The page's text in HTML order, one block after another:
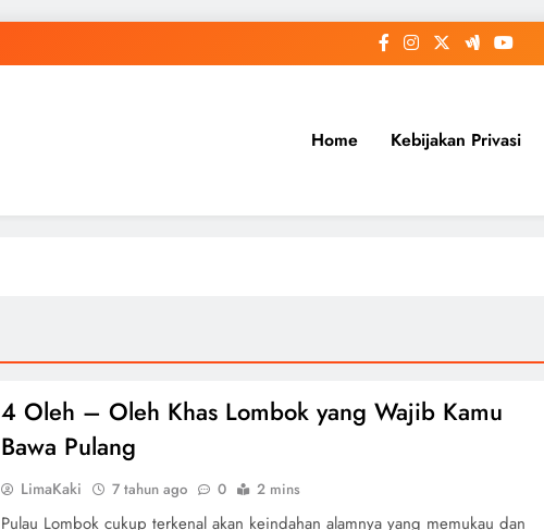
Home Kebijakan Privasi
4 Oleh – Oleh Khas Lombok yang Wajib Kamu
Bawa Pulang
LimaKaki 7 tahun ago 0 2 mins
Pulau Lombok cukup terkenal akan keindahan alamnya yang memukau dan